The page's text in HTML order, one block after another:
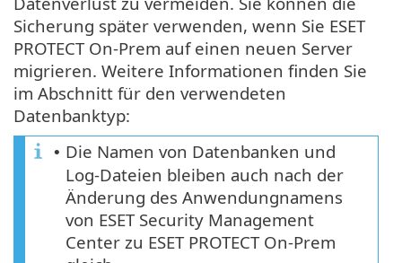
Sicherung später verwenden, wenn Sie ESET
PROTECT On-Prem auf einen neuen Server
migrieren. Weitere Informationen finden Sie
im Abschnitt für den verwendeten
Datenbanktyp:
• Die Namen von Datenbanken und
Log-Dateien bleiben auch nach der
Änderung des Anwendungnamens
von ESET Security Management
Center zu ESET PROTECT On-Prem